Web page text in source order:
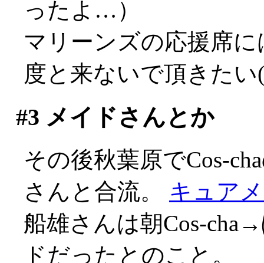
ったよ…）
マリーンズの応援席
度と来ないで頂きたい
#3 メイドさんとか
その後秋葉原でCos-
さんと合流。 キュア
船雄さんは朝Cos-
ドだったとのこと。